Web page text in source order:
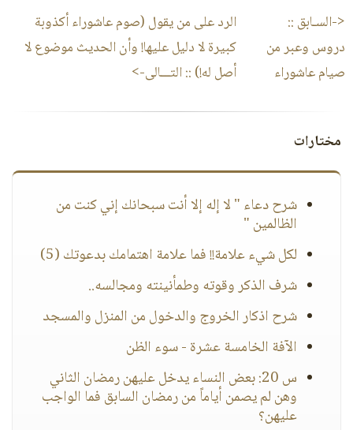
<-السـابق ::
دروس وعبر من
صيام عاشوراء
الرد على من يقول (صوم عاشوراء أكذوبة
كبيرة لا دليل عليها! وأن الحديث موضوع لا
أصل له!) :: التـــالى->
مختارات
شرح دعاء " لا إله إلا أنت سبحانك إني كنت من
الظالمين "
لكل شيء علامة!! فما علامة اهتمامك بدعوتك (5)
شرف الذكر وقوته وطمأنينته ومجالسه..
شرح اذكار الخروج والدخول من المنزل والمسجد
الآفة الخامسة عشرة - سوء الظن
س 20: بعض النساء يدخل عليهن رمضان الثاني
وهن لم يصمن أياماً من رمضان السابق فما الواجب
عليهن؟